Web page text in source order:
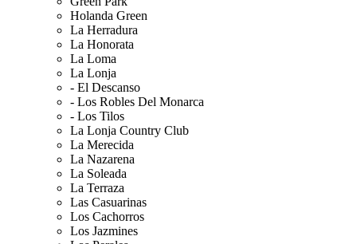
Holanda Green
La Herradura
La Honorata
La Loma
La Lonja
- El Descanso
- Los Robles Del Monarca
- Los Tilos
La Lonja Country Club
La Merecida
La Nazarena
La Soleada
La Terraza
Las Casuarinas
Los Cachorros
Los Jazmines